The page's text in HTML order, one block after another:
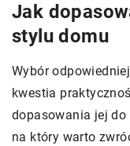
Jak
stylu domu
Wybór
kwestia
dopasowania jej
na który warto